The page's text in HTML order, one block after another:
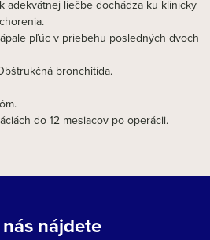
adekvátnej liečbe dochádza ku klinicky
pľúc v priebehu posledných dvoch
bronchitída.
do 12 mesiacov po operácii.
nájdete